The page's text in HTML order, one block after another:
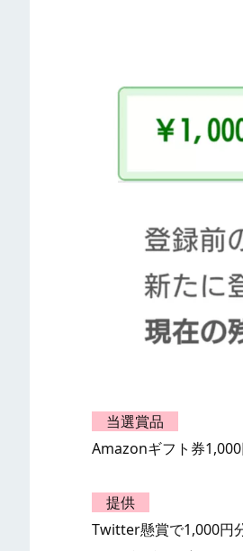
当選賞品
Amazonギフト券
提供
Twitter懸賞で1,000円